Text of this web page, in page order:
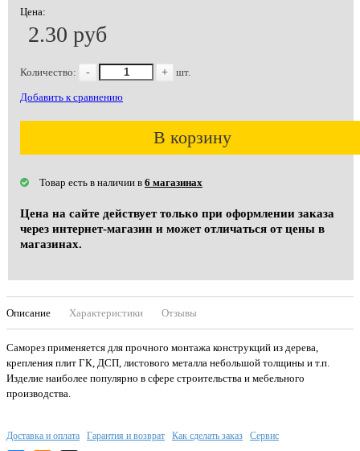
Цена:
2.30 руб
Количество: - + шт.
Добавить к сравнению
В корзину
Товар есть в наличии в 6 магазинах
Цена на сайте действует только при оформлении заказа
через интернет-магазин и может отличаться от цены в
магазинах.
Описание Характеристики Отзывы
Саморез применяется для прочного монтажа конструкций из дерева,
крепления плит ГК, ДСП, листового металла небольшой толщины и т.п.
Изделие наиболее популярно в сфере строительства и мебельного
производства.
Доставка и оплата Гарантия и возврат Как сделать заказ Сервис